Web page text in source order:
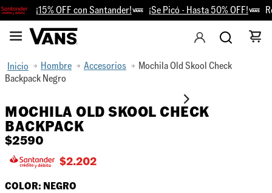
¡15% OFF con Santander! ¡Se Picó - Hasta 50% OFF!
Hombre Accesorios
Mochila Old Skool Check
Backpack Negro
MOCHILA OLD SKOOL CHECK
BACKPACK
$2590
$2.202
COLOR: NEGRO